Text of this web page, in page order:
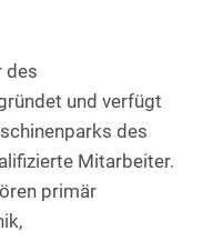
des
und verfügt
des
Mitarbeiter.
primär